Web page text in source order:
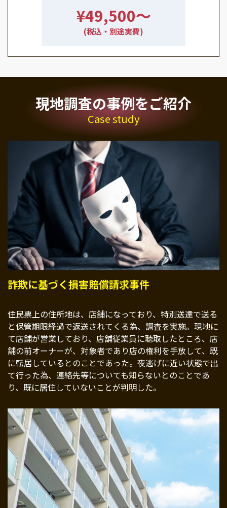
¥49,500〜
(税込・別途実費)
現地調査の事例をご紹介
Case study
詐欺に基づく損害賠償請求事件
住民票上の住所地は、店舗になっており、特別送達で送る
と保管期限経過で返送されてくる為、調査を実施。現地に
て店舗が営業しており、店舗従業員に聴取したところ、店
舗の前オーナーが、対象者であり店の権利を手放して、既
に転居しているとのことであった。夜逃げに近い状態で出
て行った為、連絡先等についても知らないとのことであ
り、既に居住していないことが判明した。